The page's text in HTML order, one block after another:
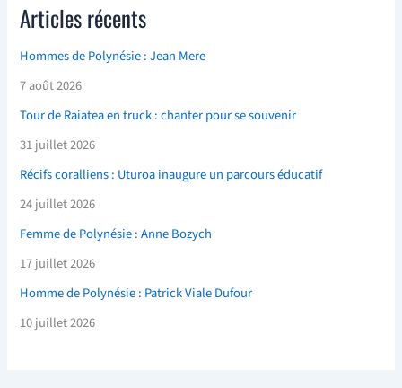
Articles récents
Hommes de Polynésie : Jean Mere
7 août 2026
Tour de Raiatea en truck : chanter pour se souvenir
31 juillet 2026
Récifs coralliens : Uturoa inaugure un parcours éducatif
24 juillet 2026
Femme de Polynésie : Anne Bozych
17 juillet 2026
Homme de Polynésie : Patrick Viale Dufour
10 juillet 2026